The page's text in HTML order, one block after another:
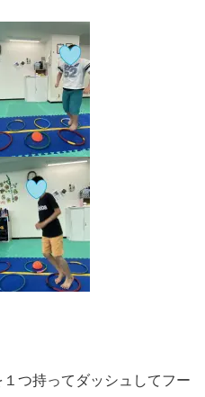
つ持ってダッシュしてフー